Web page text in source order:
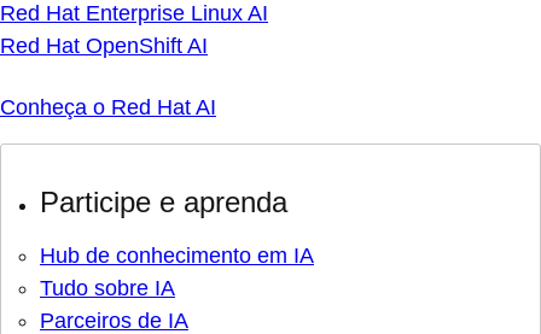
Red Hat Enterprise Linux AI
Red Hat OpenShift AI
Conheça o Red Hat AI
Participe e aprenda
Hub de conhecimento em IA
Tudo sobre IA
Parceiros de IA